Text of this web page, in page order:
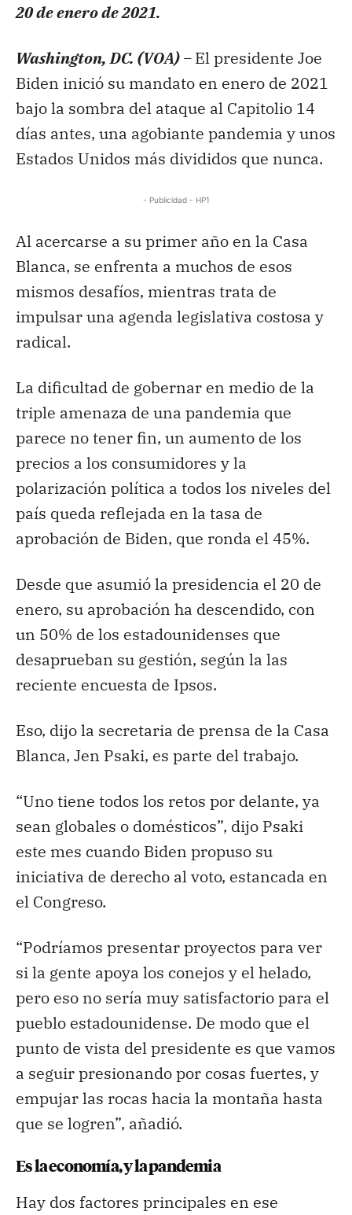
20 de enero de 2021.
Washington, DC. (VOA) –El presidente Joe
Biden inició su mandato en enero de 2021
bajo la sombra del ataque al Capitolio 14
días antes, una agobiante pandemia y unos
Estados Unidos más divididos que nunca.
- Publicidad - HP1
Al acercarse a su primer año en la Casa
Blanca, se enfrenta a muchos de esos
mismos desafíos, mientras trata de
impulsar una agenda legislativa costosa y
radical.
La dificultad de gobernar en medio de la
triple amenaza de una pandemia que
parece no tener fin, un aumento de los
precios a los consumidores y la
polarización política a todos los niveles del
país queda reflejada en la tasa de
aprobación de Biden, que ronda el 45%.
Desde que asumió la presidencia el 20 de
enero, su aprobación ha descendido, con
un 50% de los estadounidenses que
desaprueban su gestión, según la las
reciente encuesta de Ipsos.
Eso, dijo la secretaria de prensa de la Casa
Blanca, Jen Psaki, es parte del trabajo.
“Uno tiene todos los retos por delante, ya
sean globales o domésticos”, dijo Psaki
este mes cuando Biden propuso su
iniciativa de derecho al voto, estancada en
el Congreso.
“Podríamos presentar proyectos para ver
si la gente apoya los conejos y el helado,
pero eso no sería muy satisfactorio para el
pueblo estadounidense. De modo que el
punto de vista del presidente es que vamos
a seguir presionando por cosas fuertes, y
empujar las rocas hacia la montaña hasta
que se logren”, añadió.
Es la economía, y la pandemia
Hay dos factores principales en ese